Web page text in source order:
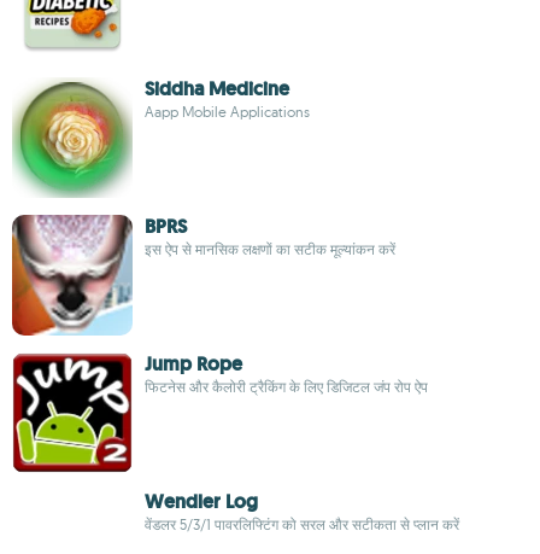
Siddha Medicine
Aapp Mobile Applications
BPRS
इस ऐप से मानसिक लक्षणों का सटीक मूल्यांकन करें
Jump Rope
फिटनेस और कैलोरी ट्रैकिंग के लिए डिजिटल जंप रोप ऐप
Wendler Log
वेंडलर 5/3/1 पावरलिफ्टिंग को सरल और सटीकता से प्लान करें